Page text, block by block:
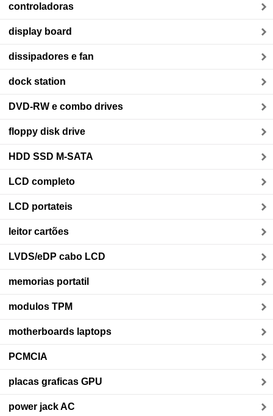
controladoras
display board
dissipadores e fan
dock station
DVD-RW e combo drives
floppy disk drive
HDD SSD M-SATA
LCD completo
LCD portateis
leitor cartões
LVDS/eDP cabo LCD
memorias portatil
modulos TPM
motherboards laptops
PCMCIA
placas graficas GPU
power jack AC